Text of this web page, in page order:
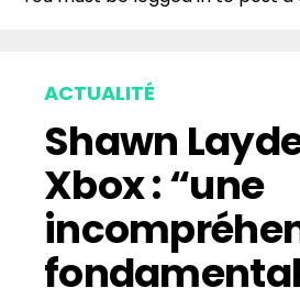
ACTUALITÉ
Shawn
Xbox : “une